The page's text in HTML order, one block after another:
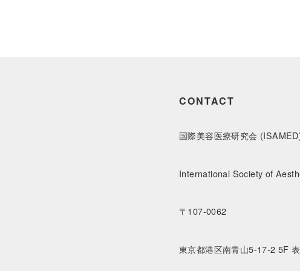
CONTACT
国際美容医療研究会
International Society of
〒107-0062
東京都港区南青山5-17-2 5F